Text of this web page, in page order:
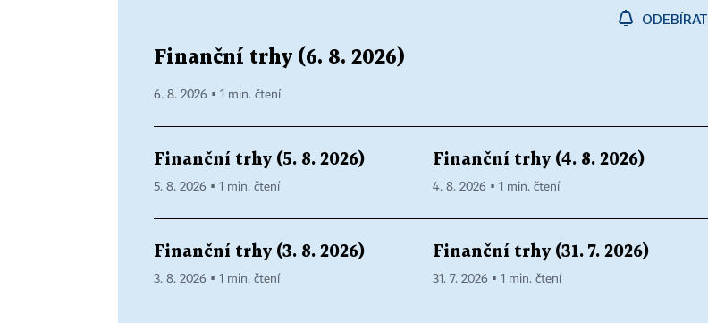
ODEBÍRAT
Finanční trhy (6. 8. 2026)
6. 8. 2026 ▪ 1 min. čtení
Finanční trhy (5. 8. 2026)
5. 8. 2026 ▪ 1 min. čtení
Finanční trhy (4. 8. 2026)
4. 8. 2026 ▪ 1 min. čtení
Finanční trhy (3. 8. 2026)
3. 8. 2026 ▪ 1 min. čtení
Finanční trhy (31. 7. 2026)
31. 7. 2026 ▪ 1 min. čtení